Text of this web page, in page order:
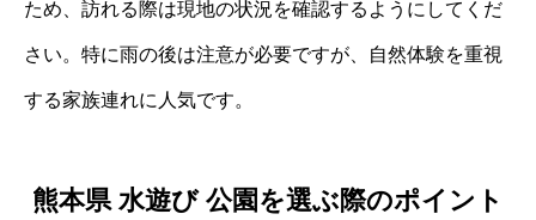
ため、訪れる際は現地の状況を確認するようにしてくだ
さい。特に雨の後は注意が必要ですが、自然体験を重視
する家族連れに人気です。
熊本県 水遊び 公園を選ぶ際のポイント